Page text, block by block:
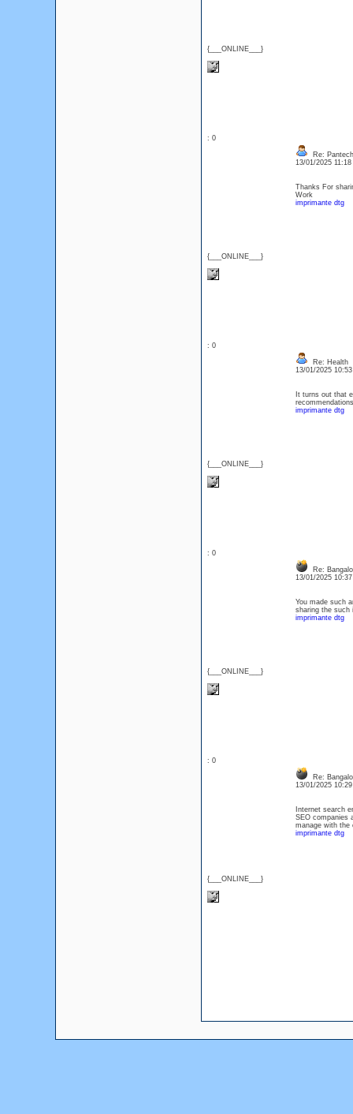
{___ONLINE___}
: 0
{___ONLINE___}
Re:
13/01/2025
Thanks For
Work
imprimante dtg
: 0
{___ONLINE___}
Re: Health
13/01/2025
It turns out that
imprimante dtg
: 0
{___ONLINE___}
Re:
13/01/2025
You made such
sharing the such
imprimante dtg
: 0
{___ONLINE___}
Re:
13/01/2025
Internet search
SEO companies
manage with the
imprimante dtg